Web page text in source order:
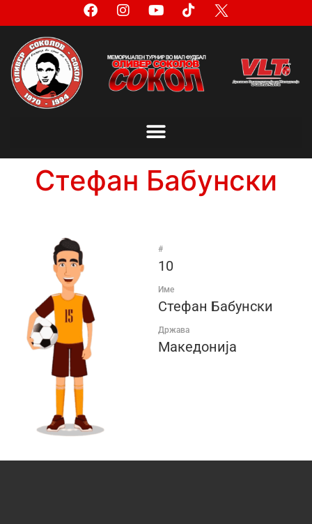
Стефан Бабунски
#
10
Име
Стефан Бабунски
Држава
Македонија